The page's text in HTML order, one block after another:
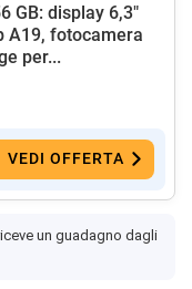
GB: display 6,3"
A19, fotocamera
per...
VEDI OFFERTA
un guadagno dagli